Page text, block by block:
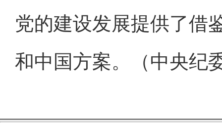
党的建设发展提供了借
和中国方案。（中央纪